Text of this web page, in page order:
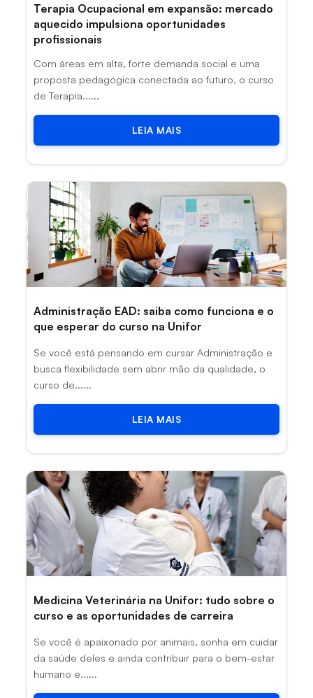
Terapia Ocupacional em expansão: mercado
aquecido impulsiona oportunidades
profissionais
Com áreas em alta, forte demanda social e uma
proposta pedagógica conectada ao futuro, o curso
de Terapia......
LEIA MAIS
Administração EAD: saiba como funciona e o
que esperar do curso na Unifor
Se você está pensando em cursar Administração e
busca flexibilidade sem abrir mão da qualidade, o
curso de......
LEIA MAIS
Medicina Veterinária na Unifor: tudo sobre o
curso e as oportunidades de carreira
Se você é apaixonado por animais, sonha em cuidar
da saúde deles e ainda contribuir para o bem-estar
humano e......